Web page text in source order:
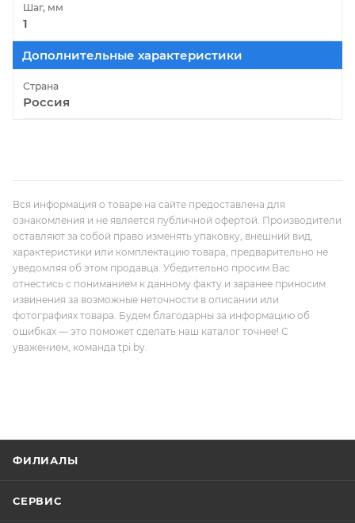
Шаг, мм
1
Дополнительные характеристики
Страна
Россия
Вся информация о товаре на сайте предоставлена для
ознакомления и не является публичной офертой. Производители
оставляют за собой право изменять упаковку, внешний вид,
характеристики или комплектацию товара, предварительно не
уведомляя об этом продавца. Убедительно просим Вас
отнестись с пониманием к данному факту и заранее приносим
извинения за возможные неточности в описании или
фотографиях товара. Будем благодарны за информацию об
ошибках — это поможет сделать наш каталог точнее! С
уважением, команда tpi.by.
ФИЛИАЛЫ
СЕРВИС